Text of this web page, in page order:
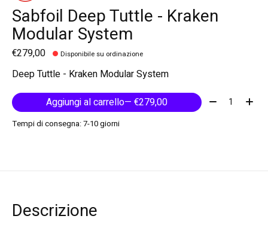
Sabfoil Deep Tuttle - Kraken
Modular System
€279,00 Disponibile su ordinazione
Deep Tuttle - Kraken Modular System
Aggiungi al carrello
— €279,00 Quantità:
Tempi di consegna: 7-10 giorni
Descrizione